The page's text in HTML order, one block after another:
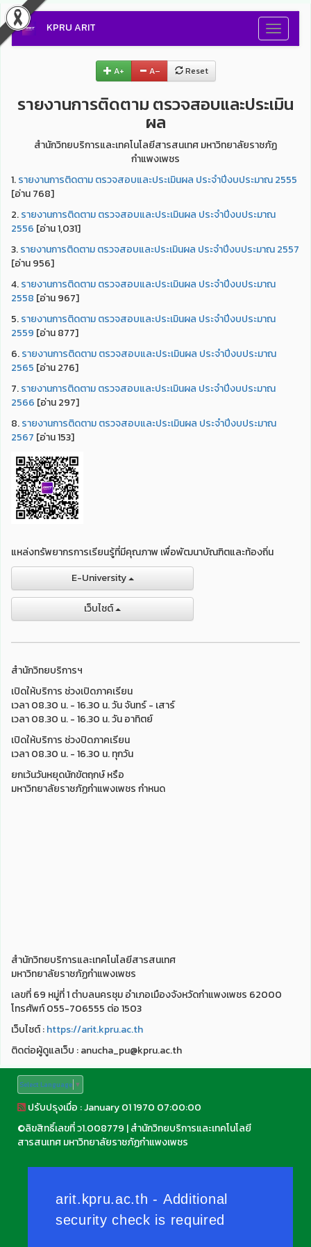
Toggle
KPRU ARIT
A+ A– Reset
รายงานการติดตาม ตรวจสอบและประเมิน
ผล
สำนักวิทยบริการและเทคโนโลยีสารสนเทศ มหาวิทยาลัยราชภัฏ
กำแพงเพชร
1.รายงานการติดตาม ตรวจสอบและประเมินผล ประจำปีงบประมาณ 2555
[อ่าน 768]
2.รายงานการติดตาม ตรวจสอบและประเมินผล ประจำปีงบประมาณ
2556 [อ่าน 1,031]
3.รายงานการติดตาม ตรวจสอบและประเมินผล ประจำปีงบประมาณ 2557
[อ่าน 956]
4.รายงานการติดตาม ตรวจสอบและประเมินผล ประจำปีงบประมาณ
2558 [อ่าน 967]
5.รายงานการติดตาม ตรวจสอบและประเมินผล ประจำปีงบประมาณ
2559 [อ่าน 877]
6.รายงานการติดตาม ตรวจสอบและประเมินผล ประจำปีงบประมาณ
2565 [อ่าน 276]
7.รายงานการติดตาม ตรวจสอบและประเมินผล ประจำปีงบประมาณ
2566 [อ่าน 297]
8.รายงานการติดตาม ตรวจสอบและประเมินผล ประจำปีงบประมาณ
2567 [อ่าน 153]
แหล่งทรัพยากรการเรียนรู้ที่มีคุณภาพ เพื่อพัฒนาบัณฑิตและท้องถิ่น
E-University
เว็บไชต์
สำนักวิทยบริการฯ
เปิดให้บริการ ช่วงเปิดภาคเรียน
เวลา 08.30 น. - 16.30 น. วัน จันทร์ - เสาร์
เวลา 08.30 น. - 16.30 น. วัน อาทิตย์
เปิดให้บริการ ช่วงปิดภาคเรียน
เวลา 08.30 น. - 16.30 น. ทุกวัน
ยกเว้นวันหยุดนักขัตฤกษ์ หรือ
มหาวิทยาลัยราชภัฏกำแพงเพชร กำหนด
สำนักวิทยบริการและเทคโนโลยีสารสนเทศ
มหาวิทยาลัยราชภัฏกำแพงเพชร
เลขที่ 69 หมู่ที่ 1 ตำบลนครชุม อำเภอเมืองจังหวัดกำแพงเพชร 62000
โทรศัพท์ 055-706555 ต่อ 1503
เว็บไชต์ :https://arit.kpru.ac.th
ติดต่อผู้ดูแลเว็บ : anucha_pu@kpru.ac.th
Select Language ▼
ปรับปรุงเมื่อ : January 01 1970 07:00:00
©ลิขสิทธิ์เลขที่ ว1.008779 |สำนักวิทยบริการและเทคโนโลยี
สารสนเทศ มหาวิทยาลัยราชภัฏกำแพงเพชร